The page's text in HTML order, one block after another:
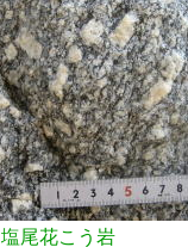
塩尾花こう岩